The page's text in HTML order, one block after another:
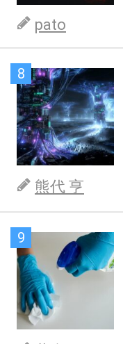
pato
8
熊代 亨
9